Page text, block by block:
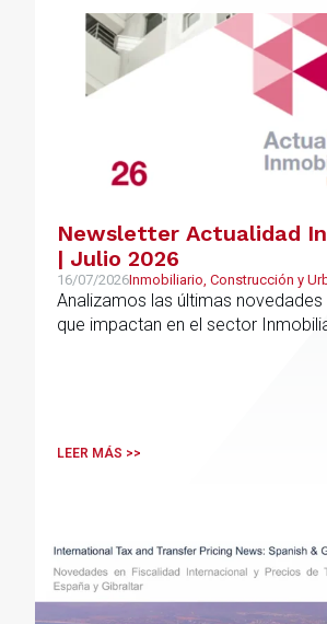
Newsletter Actualidad
| Julio 2026
16/07/2026Inmobiliario, Construcción y
Analizamos las últimas novedades
que impactan en el sector
LEER MÁS >>